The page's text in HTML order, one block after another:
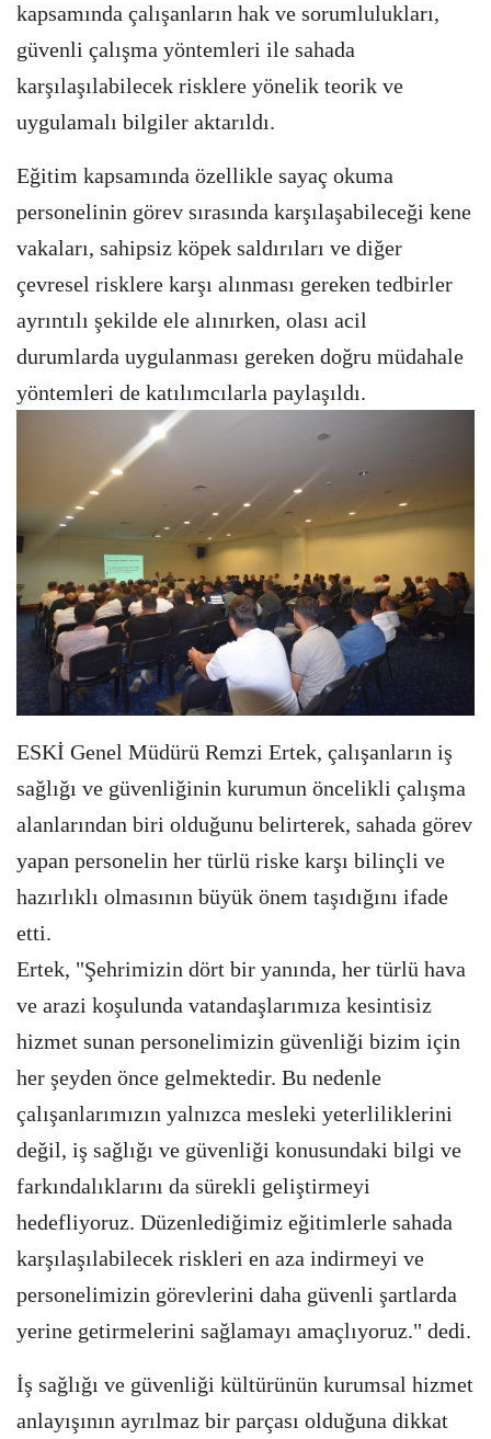
kapsamında çalışanların hak ve sorumlulukları,
güvenli çalışma yöntemleri ile sahada
karşılaşılabilecek risklere yönelik teorik ve
uygulamalı bilgiler aktarıldı.
Eğitim kapsamında özellikle sayaç okuma
personelinin görev sırasında karşılaşabileceği kene
vakaları, sahipsiz köpek saldırıları ve diğer
çevresel risklere karşı alınması gereken tedbirler
ayrıntılı şekilde ele alınırken, olası acil
durumlarda uygulanması gereken doğru müdahale
yöntemleri de katılımcılarla paylaşıldı.
ESKİ Genel Müdürü Remzi Ertek, çalışanların iş
sağlığı ve güvenliğinin kurumun öncelikli çalışma
alanlarından biri olduğunu belirterek, sahada görev
yapan personelin her türlü riske karşı bilinçli ve
hazırlıklı olmasının büyük önem taşıdığını ifade
etti.
Ertek, "Şehrimizin dört bir yanında, her türlü hava
ve arazi koşulunda vatandaşlarımıza kesintisiz
hizmet sunan personelimizin güvenliği bizim için
her şeyden önce gelmektedir. Bu nedenle
çalışanlarımızın yalnızca mesleki yeterliliklerini
değil, iş sağlığı ve güvenliği konusundaki bilgi ve
farkındalıklarını da sürekli geliştirmeyi
hedefliyoruz. Düzenlediğimiz eğitimlerle sahada
karşılaşılabilecek riskleri en aza indirmeyi ve
personelimizin görevlerini daha güvenli şartlarda
yerine getirmelerini sağlamayı amaçlıyoruz." dedi.
İş sağlığı ve güvenliği kültürünün kurumsal hizmet
anlayışının ayrılmaz bir parçası olduğuna dikkat